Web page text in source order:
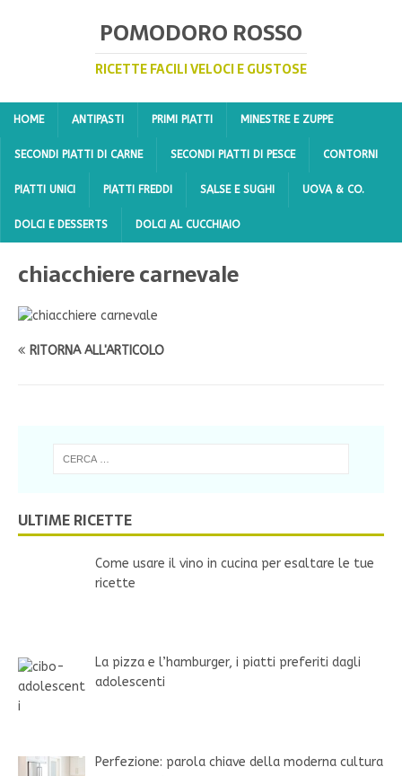
POMODORO ROSSO
RICETTE FACILI VELOCI E GUSTOSE
HOME ANTIPASTI PRIMI PIATTI MINESTRE E ZUPPE
SECONDI PIATTI DI CARNE SECONDI PIATTI DI PESCE CONTORNI
PIATTI UNICI PIATTI FREDDI SALSE E SUGHI UOVA & CO.
DOLCI E DESSERTS DOLCI AL CUCCHIAIO
chiacchiere carnevale
RITORNA ALL'ARTICOLO
ULTIME RICETTE
Come usare il vino in cucina per esaltare le tue
ricette
La pizza e l’hamburger, i piatti preferiti dagli
adolescenti
Perfezione: parola chiave della moderna cultura